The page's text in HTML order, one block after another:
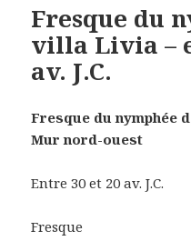
Fresque du
villa Livia –
av. J.C.
Fresque du nymphée
Mur nord-ouest
Entre 30 et 20 av. J.C.
Fresque